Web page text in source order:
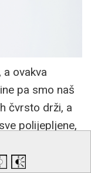
ovakva
pa smo naš
čvrsto drži, a
polijepljene,
traka mora
plus i